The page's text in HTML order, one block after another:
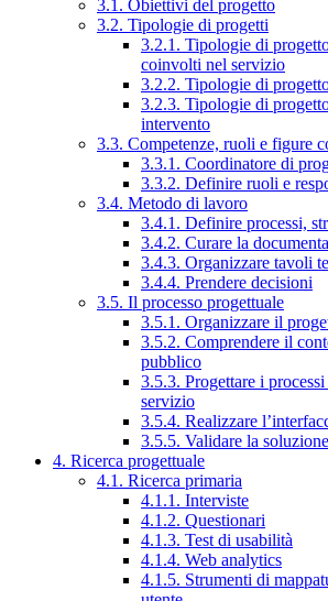
3.1. Obiettivi del progetto
3.2. Tipologie di progetti
3.2.1. Tipologie di
coinvolti nel servizio
3.2.2. Tipologie di
3.2.3. Tipologie di
intervento
3.3. Competenze, ruoli e figure
3.3.1. Coordinatore di
3.3.2. Definire ruoli e
3.4. Metodo di lavoro
3.4.1. Definire processi,
3.4.2. Curare la
3.4.3. Organizzare tavoli
3.4.4. Prendere decisioni
3.5. Il processo progettuale
3.5.1. Organizzare il
3.5.2. Comprendere il
pubblico
3.5.3. Progettare i processi
servizio
3.5.4. Realizzare
3.5.5. Validare la
4. Ricerca progettuale
4.1. Ricerca primaria
4.1.1. Interviste
4.1.2. Questionari
4.1.3. Test di usabilità
4.1.4. Web analytics
4.1.5. Strumenti di